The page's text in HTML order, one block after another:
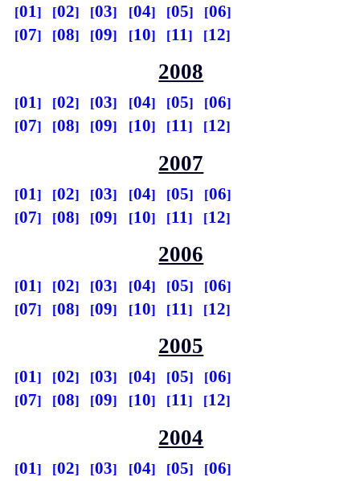
01 02 03 04 05
06
07
08 09 10 11 12
2008
01 02 03 04 05
06
07
08 09 10 11 12
2007
01 02 03 04 05
06
07
08 09 10 11 12
2006
01 02 03 04 05
06
07
08 09 10 11 12
2005
01 02 03 04 05
06
07
08 09 10 11 12
2004
01 02 03 04 05
06